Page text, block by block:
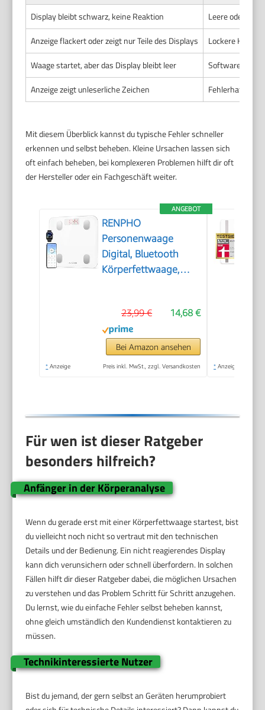
Display bleibt schwarz, keine Reaktion
Leere oder
Anzeige flackert oder zeigt nur Teile des Displays
Lockere
Waage startet, aber das Display bleibt leer
Software- oder
Anzeige zeigt unleserliche Zeichen
Fehlerhafte
Mit diesem Überblick kannst du typische Fehler schneller
erkennen und selbst beheben. Kleine Ursachen lassen sich
oft einfach beheben, bei komplexeren Problemen hilft dir oft
der Hersteller oder ein Fachgeschäft weiter.
ANGEBOT
RENPHO
Personenwaage
Digital, Bluetooth
Körperfettwaage,
14,68 €
23,99 €
Bei Amazon ansehen
* Anzeige Preis inkl. MwSt., zzgl. Versandkosten * Anzeige
Für wen ist dieser Ratgeber
besonders hilfreich?
Anfänger in der Körperanalyse
Wenn du gerade erst mit einer Körperfettwaage startest, bist
du vielleicht noch nicht so vertraut mit den technischen
Details und der Bedienung. Ein nicht reagierendes Display
kann dich verunsichern oder schnell überfordern. In solchen
Fällen hilft dir dieser Ratgeber dabei, die möglichen Ursachen
zu verstehen und das Problem Schritt für Schritt anzugehen.
Du lernst, wie du einfache Fehler selbst beheben kannst,
ohne gleich umständlich den Kundendienst kontaktieren zu
müssen.
Technikinteressierte Nutzer
Bist du jemand, der gern selbst an Geräten herumprobiert